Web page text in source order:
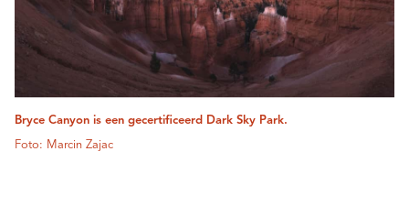
Bryce Canyon is een gecertificeerd Dark Sky Park.
Foto: Marcin Zajac